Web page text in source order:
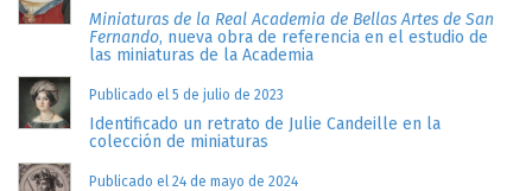
Miniaturas de la Real Academia de Bellas Artes de San
Fernando, nueva obra de referencia en el estudio de
las miniaturas de la Academia
Publicado el 5 de julio de 2023
Identificado un retrato de Julie Candeille en la
colección de miniaturas
Publicado el 24 de mayo de 2024